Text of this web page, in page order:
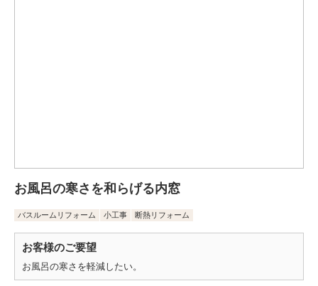
お風呂の寒さを和らげる内窓
バスルームリフォーム 小工事 断熱リフォーム
お客様のご要望
お風呂の寒さを軽減したい。